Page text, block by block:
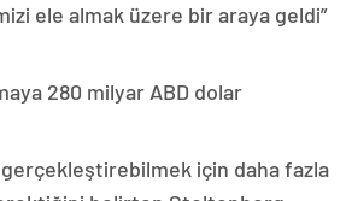
ele almak üzere bir araya geldi”
280 milyar ABD dolar
gerçekleştirebilmek için daha fazla